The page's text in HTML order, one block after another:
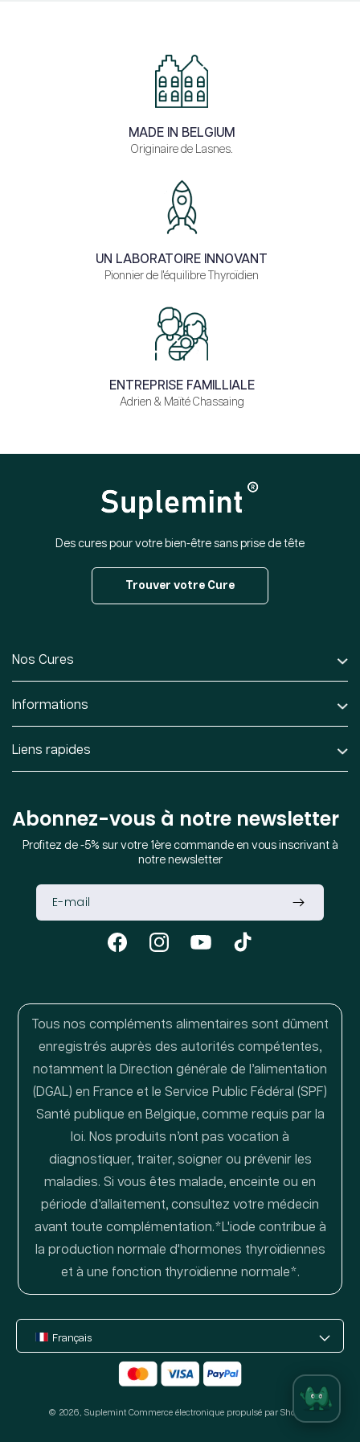
MADE IN BELGIUM
Originaire de Lasnes.
UN LABORATOIRE INNOVANT
Pionnier de l'équilibre Thyroïdien
ENTREPRISE FAMILLIALE
Adrien & Maïté Chassaing
Des cures pour votre bien-être sans prise de tête
Trouver votre Cure
Nos Cures
Informations
Liens rapides
Abonnez-vous à notre newsletter
Profitez de -5% sur votre 1ère commande en vous inscrivant à
notre newsletter
FacebookInstagramYouTube TikTok
Tous nos compléments alimentaires sont dûment
enregistrés auprès des autorités compétentes,
notamment la Direction générale de l’alimentation
(DGAL) en France et le Service Public Fédéral (SPF)
Santé publique en Belgique, comme requis par la
loi. Nos produits n’ont pas vocation à
diagnostiquer, traiter, soigner ou prévenir les
maladies. Si vous êtes malade, enceinte ou en
période d’allaitement, consultez votre médecin
avant toute complémentation.*L'iode contribue à
la production normale d'hormones thyroïdiennes
et à une fonction thyroïdienne normale*.
Français
Moyens
paiement
© 2026, Suplemint Commerce électronique propulsé par Shopify